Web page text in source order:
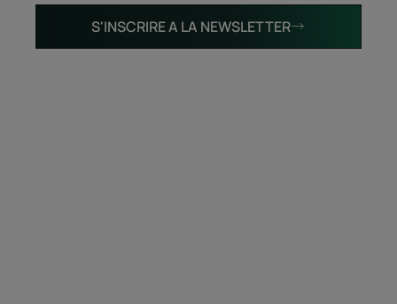
S'INSCRIRE A LA NEWSLETTER